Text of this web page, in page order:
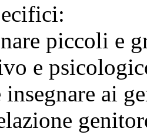
piccoli e
e
insegnare ai